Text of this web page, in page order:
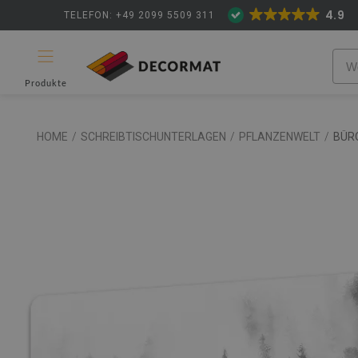
TELEFON: +49 2099 5509 311 4.9
Produkte
HOME / SCHREIBTISCHUNTERLAGEN / PFLANZENWELT /